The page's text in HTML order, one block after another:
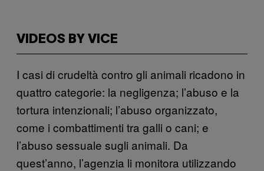
VIDEOS BY VICE
I casi di crudeltà contro gli animali ricadono in
quattro categorie: la negligenza; l’abuso e la
tortura intenzionali; l’abuso organizzato,
come i combattimenti tra galli o cani; e
l’abuso sessuale sugli animali. Da
quest’anno, l’agenzia li monitora utilizzando